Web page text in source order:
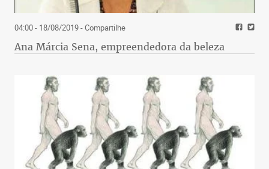
04:00 - 18/08/2019- Compartilhe
Ana Márcia Sena, empreendedora da beleza